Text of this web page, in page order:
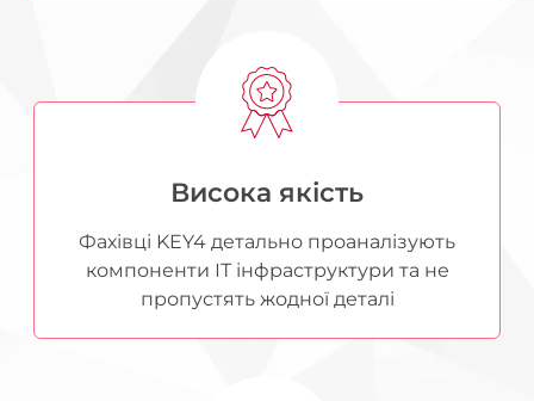
Висока якість
Фахівці KEY4 детально проаналізують
компоненти ІТ інфраструктури та не
пропустять жодної деталі